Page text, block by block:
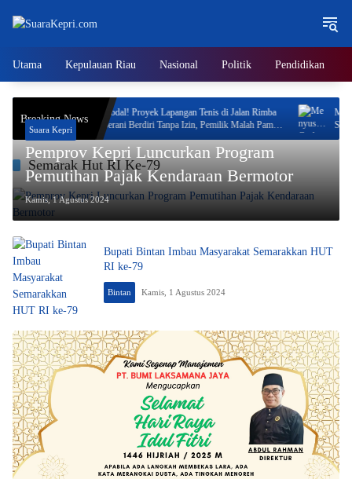
Utama Kepulauan Riau Nasional Politik Pendidikan
Breaking News
Neo Feodal! Proyek Lapangan Tenis di Jalan Rimba
Jaya Berani Berdiri Tanpa Izin, Pemilik Malah Pamer
Progres 70 Persen
Akhir
Semarak Hut RI Ke-79
Suara Kepri
Pemprov Kepri Luncurkan Program
Pemutihan Pajak Kendaraan Bermotor
Kamis, 1 Agustus 2024
Bupati Bintan Imbau Masyarakat Semarakkan HUT
RI ke-79
Bintan Kamis, 1 Agustus 2024